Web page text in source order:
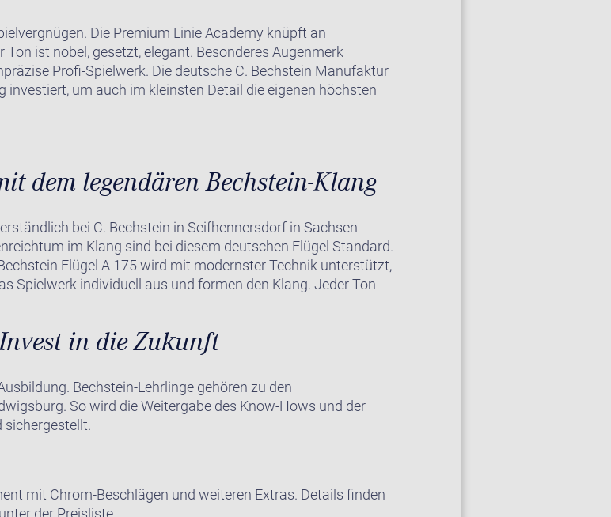
Die Premium Linie Academy knüpft an
ist nobel, gesetzt, elegant. Besonderes Augenmerk
Profi-Spielwerk. Die deutsche C. Bechstein Manufaktur
um auch im kleinsten Detail die eigenen höchsten
dem legendären Bechstein-Klang
bei C. Bechstein in Seifhennersdorf in Sachsen
im Klang sind bei diesem deutschen Flügel Standard.
Flügel A 175 wird mit modernster Technik unterstützt,
Spielwerk individuell aus und formen den Klang. Jeder Ton
in die Zukunft
Bechstein-Lehrlinge gehören zu den
So wird die Weitergabe des Know-Hows und der
sichergestellt.
mit Chrom-Beschlägen und weiteren Extras. Details finden
der Preisliste.